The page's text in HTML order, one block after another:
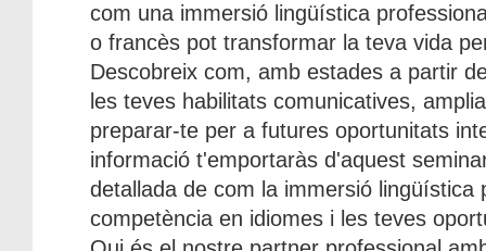
com una immersió lingüística
o francès pot transformar la teva vida
Descobreix com, amb estades a partir
les teves habilitats comunicatives,
preparar-te per a futures oportunitats
informació t'emportaràs d'aquest
detallada de com la immersió lingüística
competència en idiomes i les teves